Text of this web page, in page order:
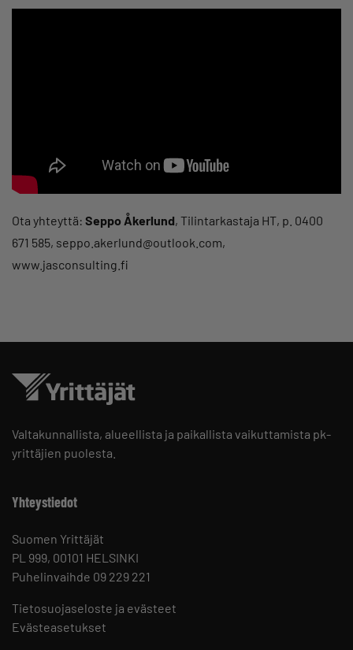
Ota yhteyttä: Seppo Åkerlund, Tilintarkastaja HT, p. 0400
671 585, seppo.akerlund@outlook.com,
www.jasconsulting.fi
Valtakunnallista, alueellista ja paikallista vaikuttamista pk-
yrittäjien puolesta.
Yhteystiedot
Suomen Yrittäjät
PL 999, 00101 HELSINKI
Puhelinvaihde 09 229 221
Tietosuojaseloste ja evästeet
Evästeasetukset